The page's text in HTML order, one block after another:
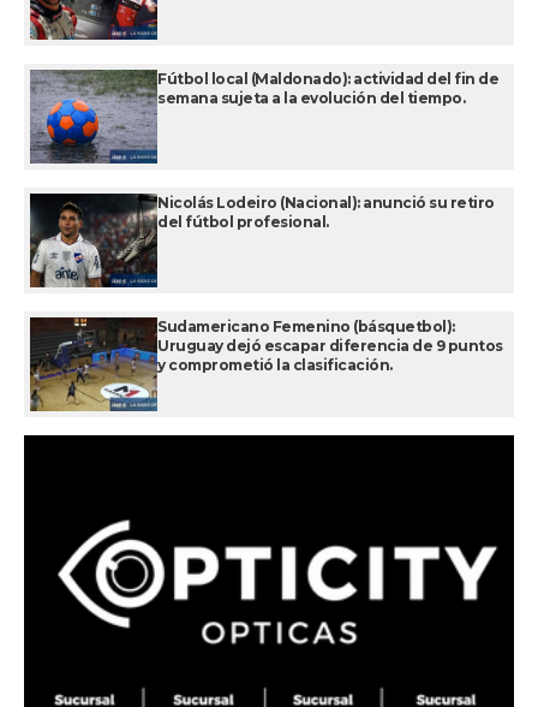
Fútbol local (Maldonado): actividad del fin de
semana sujeta a la evolución del tiempo.
Nicolás Lodeiro (Nacional): anunció su retiro
del fútbol profesional.
Sudamericano Femenino (básquetbol):
Uruguay dejó escapar diferencia de 9 puntos
y comprometió la clasificación.